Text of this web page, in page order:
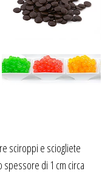
sciroppi e sciogliete
di 1 cm circa